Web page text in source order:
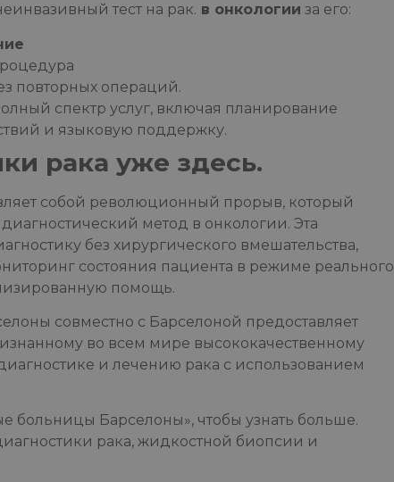
тест на рак. в онкологии за его:
повторных операций.
спектр услуг, включая планирование
и языковую поддержку.
рака уже здесь.
собой революционный прорыв, который
метод в онкологии. Эта
без хирургического вмешательства,
состояния пациента в режиме реального
помощь.
совместно с Барселоной предоставляет
во всем мире высококачественному
и лечению рака с использованием
больницы Барселоны», чтобы узнать больше.
рака, жидкостной биопсии и